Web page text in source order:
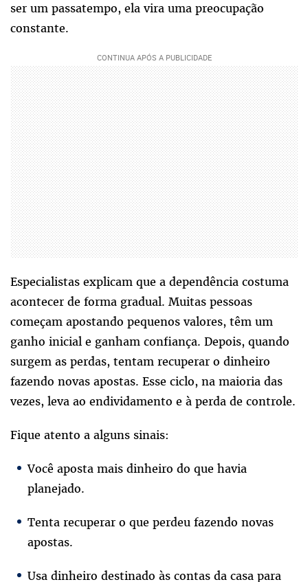
ser um passatempo, ela vira uma preocupação
constante.
Especialistas explicam que a dependência costuma
acontecer de forma gradual. Muitas pessoas
começam apostando pequenos valores, têm um
ganho inicial e ganham confiança. Depois, quando
surgem as perdas, tentam recuperar o dinheiro
fazendo novas apostas. Esse ciclo, na maioria das
vezes, leva ao endividamento e à perda de controle.
Fique atento a alguns sinais:
Você aposta mais dinheiro do que havia
planejado.
Tenta recuperar o que perdeu fazendo novas
apostas.
Usa dinheiro destinado às contas da casa para